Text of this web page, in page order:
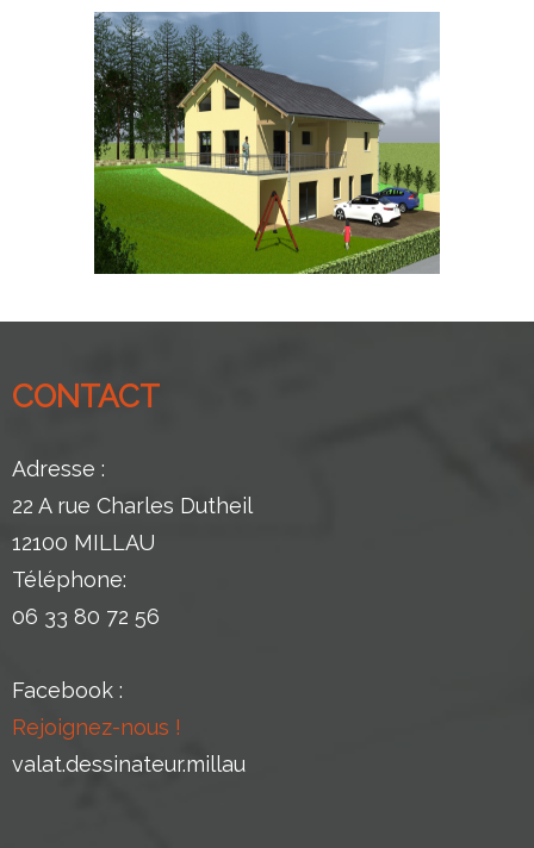
CONTACT
Adresse :
22 A rue Charles Dutheil
12100 MILLAU
Téléphone:
06 33 80 72 56
Facebook :
Rejoignez-nous !
valat.dessinateur.millau